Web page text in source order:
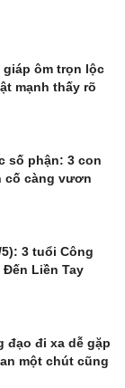
giáp ôm trọn lộc
mạnh thấy rõ
số phận: 3 con
cố càng vươn
3 tuổi Công
Đến Liền Tay
đạo đi xa dễ gặp
một chút cũng